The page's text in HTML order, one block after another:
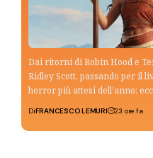
Dai ritorni di Robin Hood e
Ridley Scott, passando per il
horror più attesi dell’anno:
DiFRANCESCO LEMURI 23 ore fa